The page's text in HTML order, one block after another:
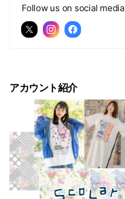
Follow us on social media
アカウント紹介